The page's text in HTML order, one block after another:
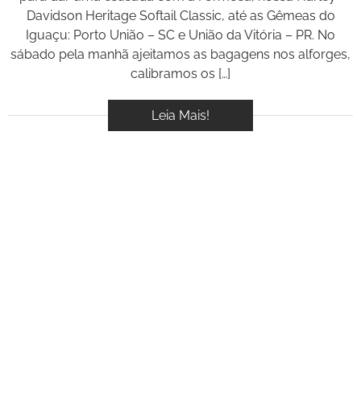
Davidson Heritage Softail Classic, até as Gêmeas do
Iguaçu: Porto União – SC e União da Vitória – PR. No
sábado pela manhã ajeitamos as bagagens nos alforges,
calibramos os […]
Leia Mais!